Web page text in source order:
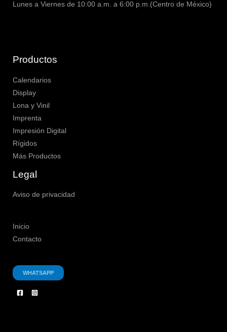
Lunes a Viernes de 10:00 a.m. a 6:00 p.m.(Centro de México)
Productos
Calendarios
Display
Lona y Vinil
Imprenta
Impresión Digital
Rígidos
Más Productos
Legal
Aviso de privacidad
Inicio
Contacto
WHATSAPP